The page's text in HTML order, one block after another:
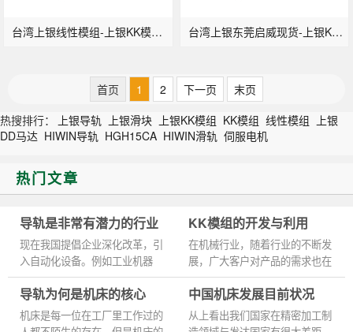
台湾上银线性模组-上银KK模组KK6010C-150A1-F0 台湾上银东莞启威现货-上银KK模组KK6010C-200A1-F0
首页 1 2 下一页
末页
热搜排行：
上银导轨 上银滑块 上银KK模组 KK模组 线性模组
上银
DD马达 HIWIN导轨 HGH15CA HIWIN滑轨 伺服电机
热门文章
导轨是非常有潜力的行业
现在我国提倡企业深化改革，引
入自动化设备。例如工业机器
人，即模组，也有导轨组成。我
们有目共睹这他在工业环境起着
的作用，它除了降低了生产成...
KK模组的开发与利用
在机械行业，随着行业的不断发
展，广大客户对产品的需求也在
不断增长，在电子行业，KK模
组是什么？这个行业的发展是什
么？让我们来了解一下KK模块
在...
导轨为何是机床的核心
机床是每一位在工厂里工作过的
中国机床发展目前状况
从上看出我们国家在精密加工制